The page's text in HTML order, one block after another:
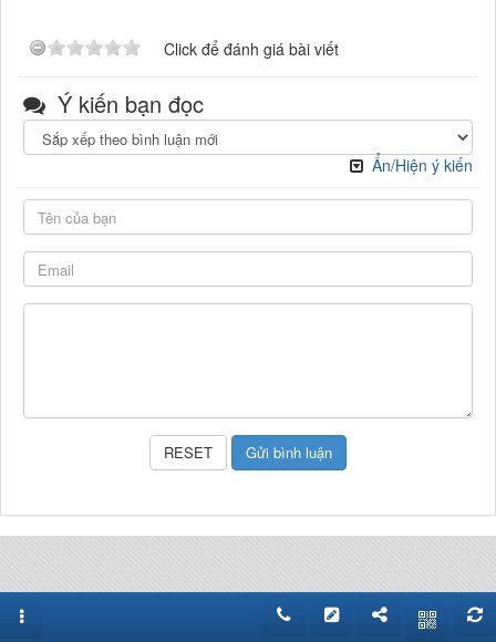
Click để đánh giá bài viết
Ý kiến bạn đọc
Ẩn/Hiện ý kiến